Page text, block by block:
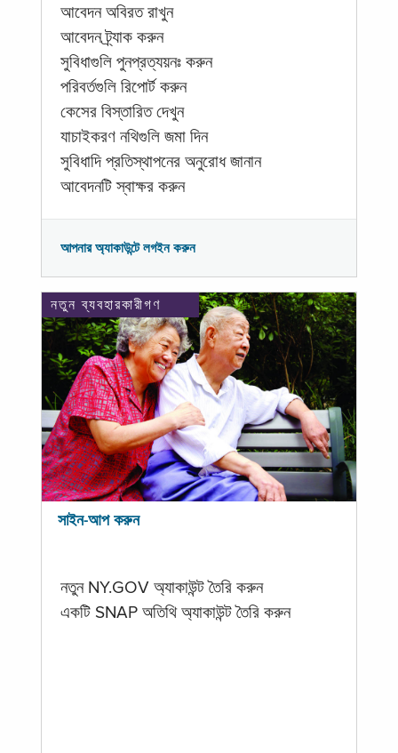
আবেদন অবিরত রাখুন
আবেদন ট্র্যাক করুন
সুবিধাগুলি পুনপ্রত্যয়নঃ করুন
পরিবর্তগুলি রিপোর্ট করুন
কেসের বিস্তারিত দেখুন
যাচাইকরণ নথিগুলি জমা দিন
সুবিধাদি প্রতিস্থাপনের অনুরোধ জানান
আবেদনটি স্বাক্ষর করুন
আপনার অ্যাকাউন্টে লগইন করুন
নতুন ব্যবহারকারীগণ
সাইন-আপ করুন
নতুন NY.GOV অ্যাকাউন্ট তৈরি করুন
একটি SNAP অতিথি অ্যাকাউন্ট তৈরি করুন